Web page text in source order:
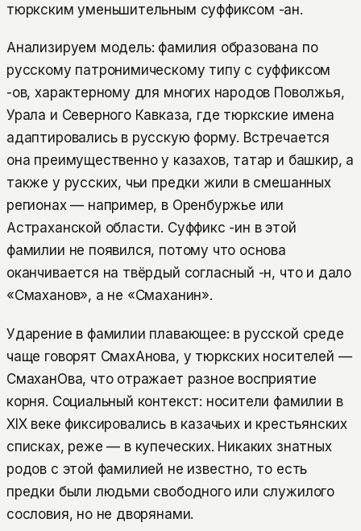
тюркским уменьшительным суффиксом -ан.
Анализируем модель: фамилия образована по
русскому патронимическому типу с суффиксом
-ов, характерному для многих народов Поволжья,
Урала и Северного Кавказа, где тюркские имена
адаптировались в русскую форму. Встречается
она преимущественно у казахов, татар и башкир, а
также у русских, чьи предки жили в смешанных
регионах — например, в Оренбуржье или
Астраханской области. Суффикс -ин в этой
фамилии не появился, потому что основа
оканчивается на твёрдый согласный -н, что и дало
«Смаханов», а не «Смаханин».
Ударение в фамилии плавающее: в русской среде
чаще говорят СмахАнова, у тюркских носителей —
СмаханОва, что отражает разное восприятие
корня. Социальный контекст: носители фамилии в
XIX веке фиксировались в казачьих и крестьянских
списках, реже — в купеческих. Никаких знатных
родов с этой фамилией не известно, то есть
предки были людьми свободного или служилого
сословия, но не дворянами.